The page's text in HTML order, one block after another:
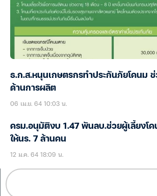
ธ.ก.ส.หนุนเกษตรกรทำประกันภัยโคนม
ด้านการผลิต
06 เม.ย. 64 10:03 น.
ครม.อนุมัติงบ 1.47 พันลบ.ช่วยผู้เลี้ยงโ
ให้นร. 7 ล้านคน
12 ม.ค. 64 18:09 น.